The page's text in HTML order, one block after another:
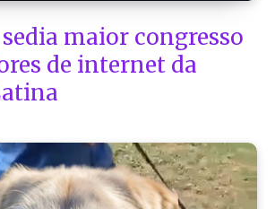
sedia maior congresso
de internet da